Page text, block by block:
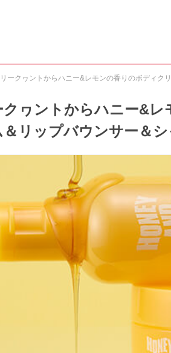
ークヮントからハニー&レモンの香りのボディク
クヮントからハニー&
＆リップバウンサー＆